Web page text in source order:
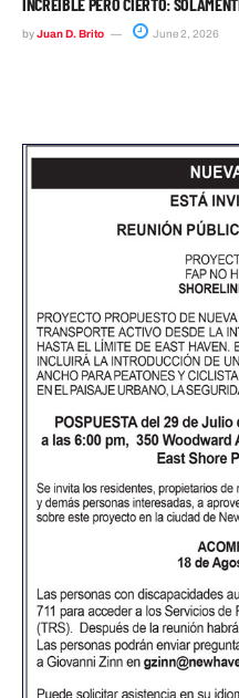
byJuan D. Brito June 2, 2026